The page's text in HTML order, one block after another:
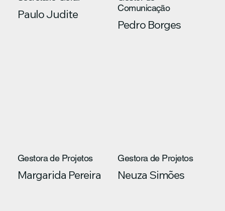
Paulo Judite
Comunicação
Pedro Borges
Gestora de Projetos
Margarida Pereira
Gestora de Projetos
Neuza Simões